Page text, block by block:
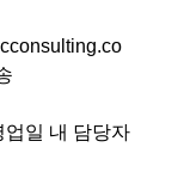
업일 내 담당자